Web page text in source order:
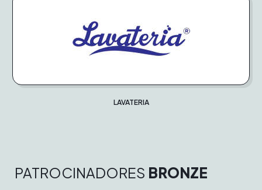
LAVATERIA
PATROCINADORES BRONZE